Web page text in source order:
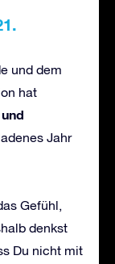
und dem
hat
Jahr
Gefühl,
denkst
Du nicht mit